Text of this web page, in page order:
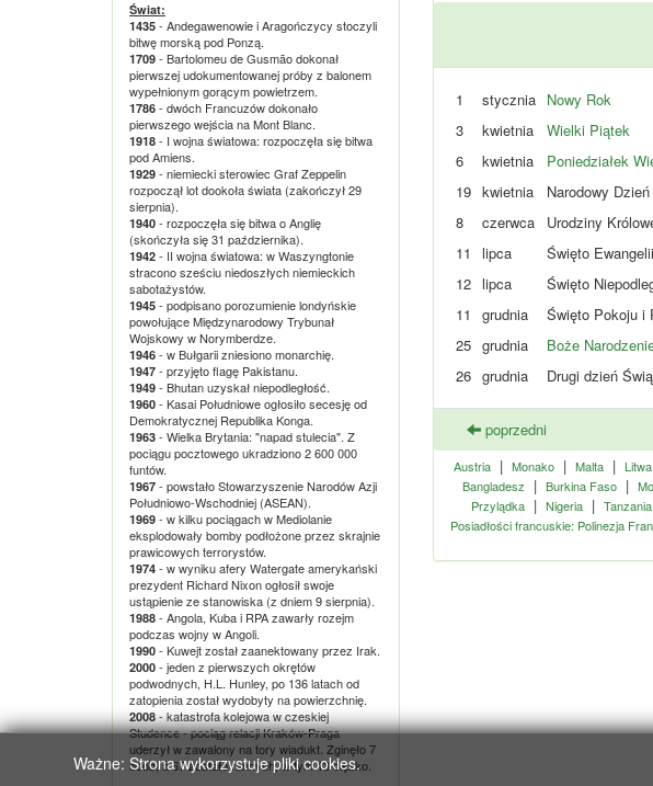
Świat:
1435 - Andegawenowie i Aragończycy stoczyli
bitwę morską pod Ponzą.
1709 - Bartolomeu de Gusmão dokonał
pierwszej udokumentowanej próby z balonem
wypełnionym gorącym powietrzem.
1786 - dwóch Francuzów dokonało
pierwszego wejścia na Mont Blanc.
1918 - I wojna światowa: rozpoczęła się bitwa
pod Amiens.
1929 - niemiecki sterowiec Graf Zeppelin
rozpoczął lot dookoła świata (zakończył 29
sierpnia).
1940 - rozpoczęła się bitwa o Anglię
(skończyła się 31 października).
1942 - II wojna światowa: w Waszyngtonie
stracono sześciu niedoszłych niemieckich
sabotażystów.
1945 - podpisano porozumienie londyńskie
powołujące Międzynarodowy Trybunał
Wojskowy w Norymberdze.
1946 - w Bułgarii zniesiono monarchię.
1947 - przyjęto flagę Pakistanu.
1949 - Bhutan uzyskał niepodległość.
1960 - Kasai Południowe ogłosiło secesję od
Demokratycznej Republika Konga.
1963 - Wielka Brytania: "napad stulecia". Z
pociągu pocztowego ukradziono 2 600 000
funtów.
1967 - powstało Stowarzyszenie Narodów Azji
Południowo-Wschodniej (ASEAN).
1969 - w kilku pociągach w Mediolanie
eksplodowały bomby podłożone przez skrajnie
prawicowych terrorystów.
1974 - w wyniku afery Watergate amerykański
prezydent Richard Nixon ogłosił swoje
ustąpienie ze stanowiska (z dniem 9 sierpnia).
1988 - Angola, Kuba i RPA zawarły rozejm
podczas wojny w Angoli.
1990 - Kuwejt został zaanektowany przez Irak.
2000 - jeden z pierwszych okrętów
podwodnych, H.L. Hunley, po 136 latach od
zatopienia został wydobyty na powierzchnię.
2008- katastrofa kolejowa w czeskiej
Studence - pociąg relacji Kraków-Praga
uderzył w zawalony na tory wiadukt. Zginęło 7
osób, a 67 zostało rannych, w tym 13 ciężko.
1 stycznia
Nowy Rok
3
kwietnia
Wielki Piątek
6
kwietnia
Poniedziałek
19 kwietnia
Narodowy
8
czerwca
Urodziny
11
lipca
Święto Ewangelii
12 lipca
Święto
11
grudnia
Święto Pokoju i
25 grudnia
Boże
26 grudnia Drugi dzień
poprzedni
Austria | Monako | Malta | Litwa
Bangladesz | Burkina Faso |
Przylądka| Nigeria| Tanzania
Posiadłości francuskie: Polinezja
Ważne: Strona wykorzystuje pliki cookies.